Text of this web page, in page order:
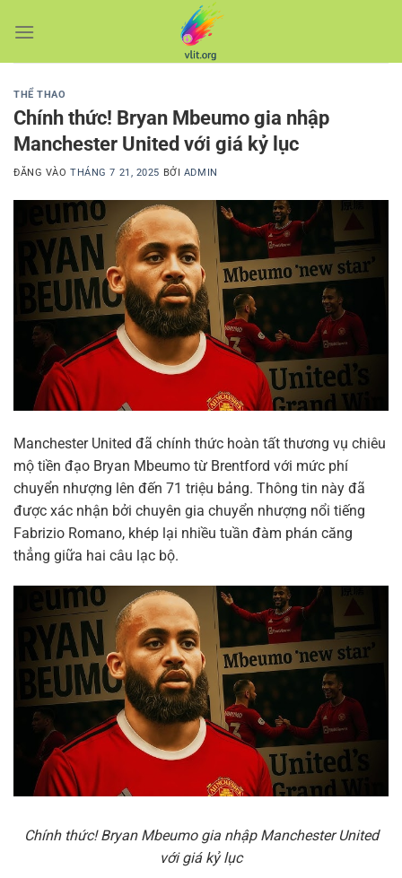
qua
THỂ THAO
Chính thức! Bryan Mbeumo gia nhập
Manchester United với giá kỷ lục
ĐĂNG VÀOTHÁNG 7 21, 2025 BỞI ADMIN
Manchester United đã chính thức hoàn tất thương vụ chiêu
mộ tiền đạo Bryan Mbeumo từ Brentford với mức phí
chuyển nhượng lên đến 71 triệu bảng. Thông tin này đã
được xác nhận bởi chuyên gia chuyển nhượng nổi tiếng
Fabrizio Romano, khép lại nhiều tuần đàm phán căng
thẳng giữa hai câu lạc bộ.
Chính thức! Bryan Mbeumo gia nhập Manchester United
với giá kỷ lục